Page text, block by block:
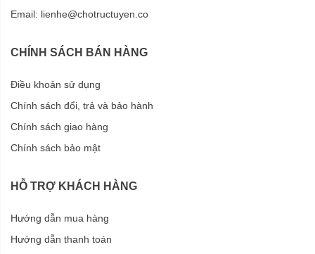
Email: lienhe@chotructuyen.co
CHÍNH SÁCH BÁN HÀNG
Điều khoản sử dụng
Chính sách đổi, trả và bảo hành
Chính sách giao hàng
Chính sách bảo mật
HỖ TRỢ KHÁCH HÀNG
Hướng dẫn mua hàng
Hướng dẫn thanh toán